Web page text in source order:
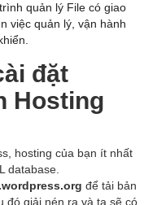
quản lý File có giao
việc quản lý, vận hành
đặt
Hosting
hosting của bạn ít nhất
database.
để tải bản
đó giải nén ra và ta sẽ có